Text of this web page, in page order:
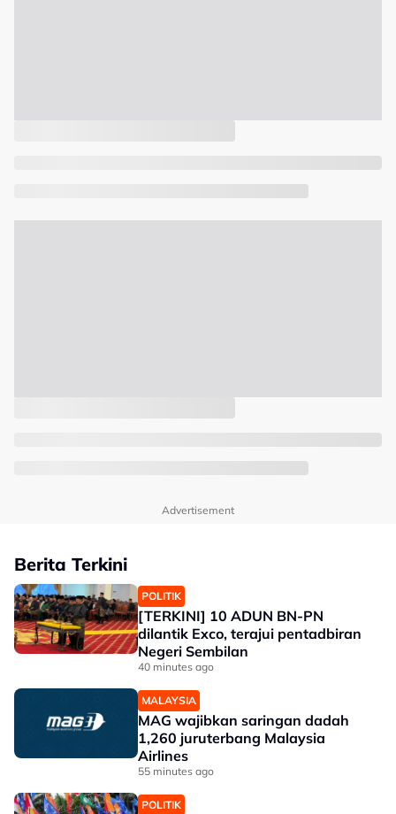
Advertisement
Berita Terkini
POLITIK
[TERKINI] 10 ADUN BN-PN
dilantik Exco, terajui pentadbiran
Negeri Sembilan
40 minutes ago
MALAYSIA
MAG wajibkan saringan dadah
1,260 juruterbang Malaysia
Airlines
55 minutes ago
POLITIK